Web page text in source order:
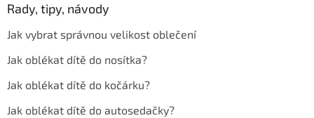
Rady, tipy, návody
Jak vybrat správnou velikost oblečení
Jak oblékat dítě do nosítka?
Jak oblékat dítě do kočárku?
Jak oblékat dítě do autosedačky?